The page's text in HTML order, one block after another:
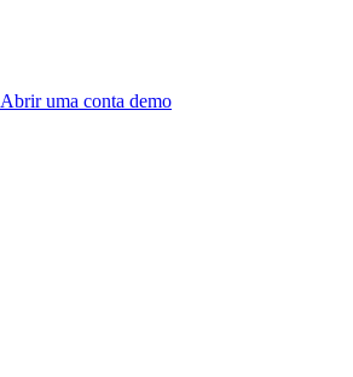
Abrir uma conta demo